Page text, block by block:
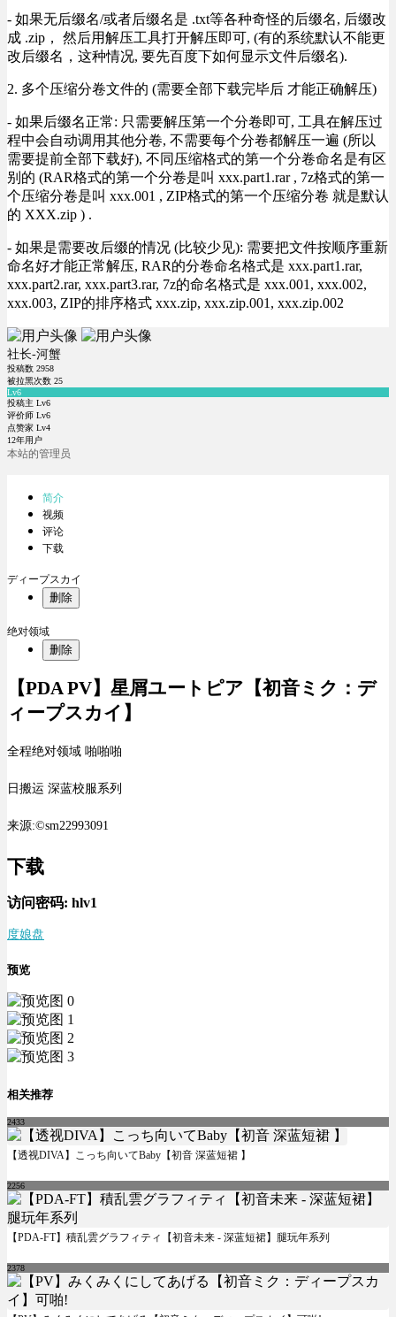
- 如果无后缀名/或者后缀名是 .txt等各种奇怪的后缀名, 后缀改
成 .zip， 然后用解压工具打开解压即可, (有的系统默认不能更
改后缀名，这种情况, 要先百度下如何显示文件后缀名).
2. 多个压缩分卷文件的 (需要全部下载完毕后 才能正确解压)
- 如果后缀名正常: 只需要解压第一个分卷即可, 工具在解压过
程中会自动调用其他分卷, 不需要每个分卷都解压一遍 (所以
需要提前全部下载好), 不同压缩格式的第一个分卷命名是有区
别的 (RAR格式的第一个分卷是叫 xxx.part1.rar , 7z格式的第一
个压缩分卷是叫 xxx.001 , ZIP格式的第一个压缩分卷 就是默认
的 XXX.zip ) .
- 如果是需要改后缀的情况 (比较少见): 需要把文件按顺序重新
命名好才能正常解压, RAR的分卷命名格式是 xxx.part1.rar,
xxx.part2.rar, xxx.part3.rar, 7z的命名格式是 xxx.001, xxx.002,
xxx.003, ZIP的排序格式 xxx.zip, xxx.zip.001, xxx.zip.002
社长-河蟹
投稿数 2958
被拉黑次数 25
Lv6
投稿主 Lv6
评价师 Lv6
点赞家 Lv4
12年用户
本站的管理员
简介
视频
评论
下载
ディープスカイ
删除
绝对领域
删除
【PDA PV】星屑ユートピア【初音ミク：デ
ィープスカイ】
全程绝对领域 啪啪啪
日搬运 深蓝校服系列
来源:©sm22993091
下载
访问密码: hlv1
度娘盘
预览
相关推荐
2433
【透视DIVA】こっち向いてBaby【初音 深蓝短裙 】
2256
【PDA-FT】積乱雲グラフィティ【初音未来 - 深蓝短裙】腿玩年系列
2378